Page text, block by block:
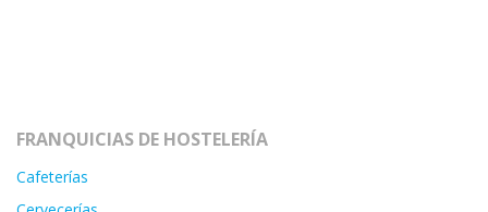
FRANQUICIAS DE HOSTELERÍA
Cafeterías